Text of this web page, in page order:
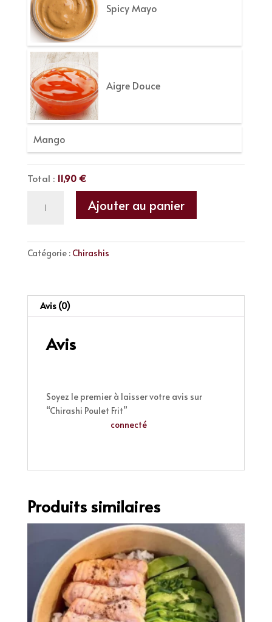
Spicy Mayo
Aigre Douce
Mango
Total : 11,90 €
Poulet
Frit
Ajouter au panier
Catégorie : Chirashis
Avis (0)
Avis
Soyez le premier à laisser votre avis sur
“Chirashi Poulet Frit”
connectépour publier un
Produits similaires